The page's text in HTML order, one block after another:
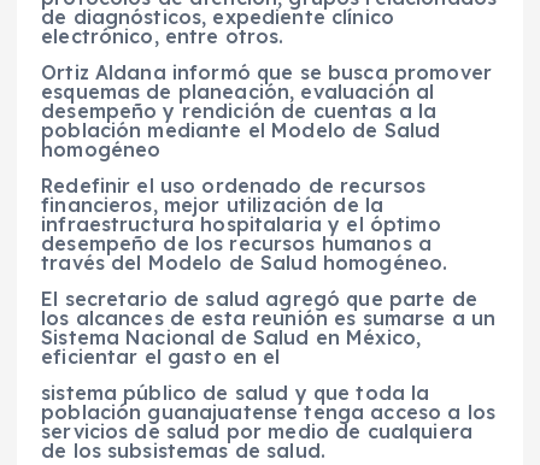
de diagnósticos, expediente clínico
electrónico, entre otros.
Ortiz Aldana informó que se busca promover
esquemas de planeación, evaluación al
desempeño y rendición de cuentas a la
población mediante el Modelo de Salud
homogéneo
Redefinir el uso ordenado de recursos
financieros, mejor utilización de la
infraestructura hospitalaria y el óptimo
desempeño de los recursos humanos a
través del Modelo de Salud homogéneo.
El secretario de salud agregó que parte de
los alcances de esta reunión es sumarse a un
Sistema Nacional de Salud en México,
eficientar el gasto en el
sistema público de salud y que toda la
población guanajuatense tenga acceso a los
servicios de salud por medio de cualquiera
de los subsistemas de salud.